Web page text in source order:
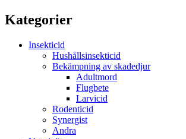
Kategorier
Insekticid
Hushållsinsekticid
Bekämpning av skadedjur
Adultmord
Flugbete
Larvicid
Rodenticid
Synergist
Andra